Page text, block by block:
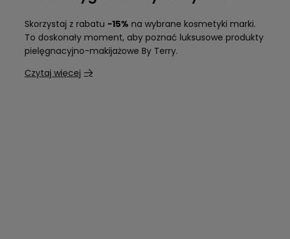
Skorzystaj z rabatu -15% na wybrane kosmetyki marki.
To doskonały moment, aby poznać luksusowe produkty
pielęgnacyjno-makijażowe By Terry.
Czytaj więcej